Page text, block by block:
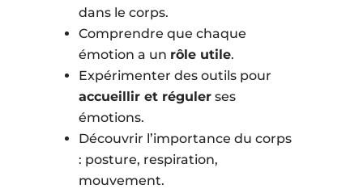
dans le corps.
Comprendre que chaque
émotion a un rôle utile.
Expérimenter des outils pour
accueillir et réguler ses
émotions.
Découvrir l’importance du corps
: posture, respiration,
mouvement.